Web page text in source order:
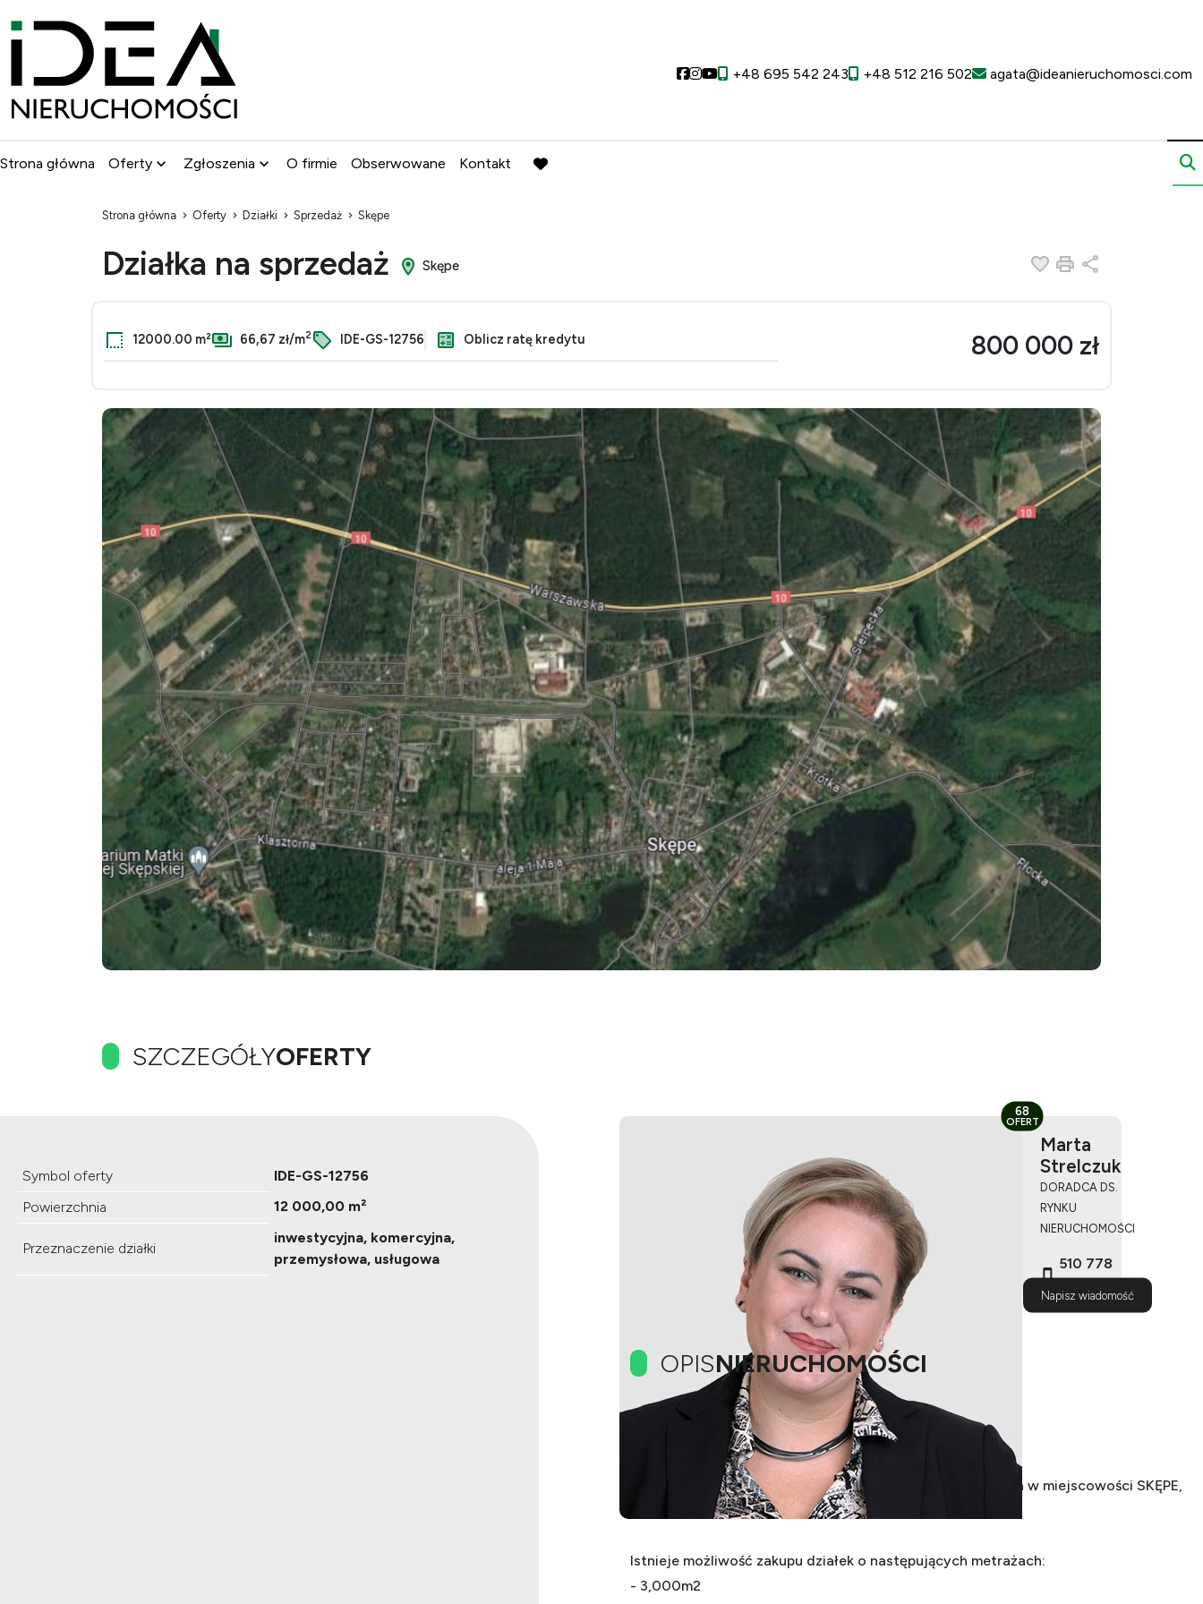
Social link
Social link
Social link
+48 695 542 243 +48 512 216 502 agata@ideanieruchomosci.com
Strona główna Oferty Zgłoszenia O firmie Obserwowane Kontakt
favorite
Strona główna Oferty Działki Sprzedaż Skępe
Działka na sprzedaż Skępe Dodaj do ulubionych
Drukuj
12000.00 m² 66,67 zł/m2 IDE-GS-12756 Oblicz ratę kredytu 800 000 zł
SZCZEGÓŁYOFERTY
Symbol oferty
IDE-GS-12756
Powierzchnia
12 000,00 m²
Przeznaczenie działki
inwestycyjna, komercyjna,
przemysłowa, usługowa
Marta
Strelczuk
DORADCA DS.
RYNKU
NIERUCHOMOŚCI
510 778
Napisz wiadomość
68
OFERT
OPISNIERUCHOMOŚCI
Na sprzedaż działka inwestycyjna przy DK10!
Przedmiotem sprzedaży jest działka usługowa, komercyjna w miejscowości SKĘPE,
bezpośrednio przy Drodze Krajowej DK10.
Istnieje możliwość zakupu działek o następujących metrażach:
- 3,000m2